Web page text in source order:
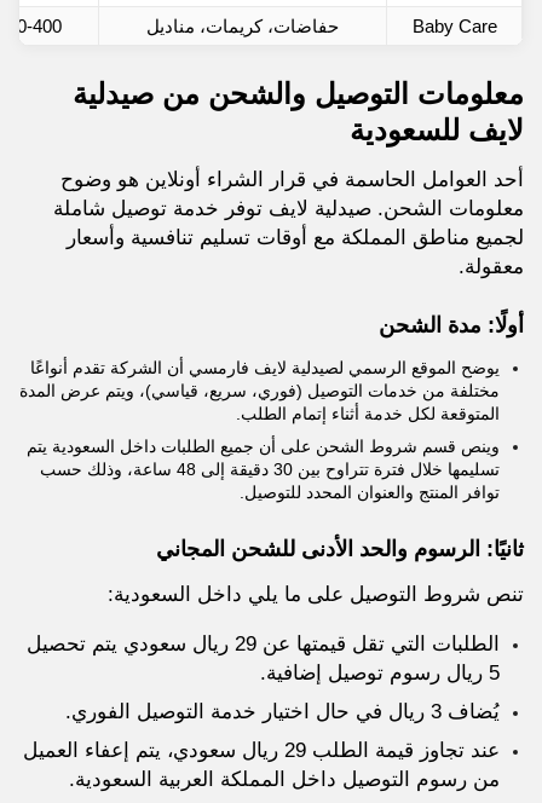
Baby Care
حفاضات، كريمات، مناديل 200-400
معلومات التوصيل والشحن من صيدلية
لايف للسعودية
أحد العوامل الحاسمة في قرار الشراء أونلاين هو وضوح
معلومات الشحن. صيدلية لايف توفر خدمة توصيل شاملة
لجميع مناطق المملكة مع أوقات تسليم تنافسية وأسعار
معقولة.
أولًا: مدة الشحن
يوضح الموقع الرسمي لصيدلية لايف فارمسي أن الشركة تقدم أنواعًا
مختلفة من خدمات التوصيل (فوري، سريع، قياسي)، ويتم عرض المدة
المتوقعة لكل خدمة أثناء إتمام الطلب.
وينص قسم شروط الشحن على أن جميع الطلبات داخل السعودية يتم
تسليمها خلال فترة تتراوح بين 30 دقيقة إلى 48 ساعة، وذلك حسب
توافر المنتج والعنوان المحدد للتوصيل.
ثانيًا: الرسوم والحد الأدنى للشحن المجاني
تنص شروط التوصيل على ما يلي داخل السعودية:
الطلبات التي تقل قيمتها عن 29 ريال سعودي يتم تحصيل
5 ريال رسوم توصيل إضافية.
يُضاف 3 ريال في حال اختيار خدمة التوصيل الفوري.
عند تجاوز قيمة الطلب 29 ريال سعودي، يتم إعفاء العميل
من رسوم التوصيل داخل المملكة العربية السعودية.